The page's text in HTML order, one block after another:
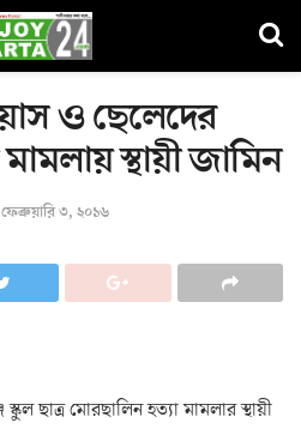
ও ছেলেদের
স্থায়ী জামিন
ফেব্রুয়ারি ৩, ২০১৬
স্কুল ছাত্র মোরছালিন হত্যা মামলার স্থায়ী